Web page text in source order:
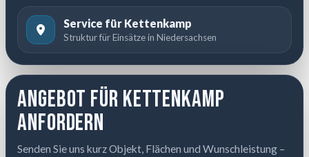
Service für Kettenkamp
Struktur für Einsätze in Niedersachsen
Angebot für Kettenkamp
anfordern
Senden Sie uns kurz Objekt, Flächen und Wunschleistung –